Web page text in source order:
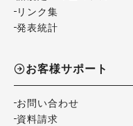
リンク集
発表統計
お客様サポート
お問い合わせ
資料請求